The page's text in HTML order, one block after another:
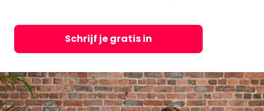
Schrijf je gratis in